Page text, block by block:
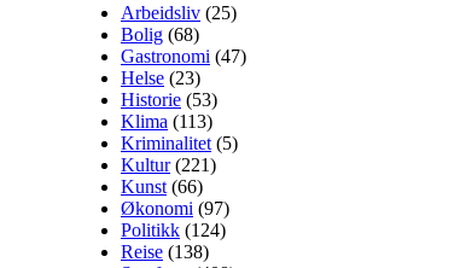
Arbeidsliv (25)
Bolig (68)
Gastronomi (47)
Helse (23)
Historie (53)
Klima (113)
Kriminalitet (5)
Kultur(221)
Kunst (66)
Økonomi (97)
Politikk (124)
Reise (138)